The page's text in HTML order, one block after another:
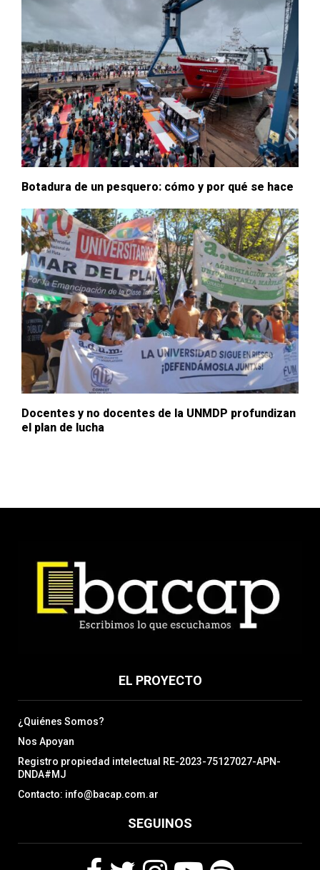
Botadura de un pesquero: cómo y por qué se hace
Docentes y no docentes de la UNMDP profundizan
el plan de lucha
EL PROYECTO
¿Quiénes Somos?
Nos Apoyan
Registro propiedad intelectual RE-2023-75127027-APN-
DNDA#MJ
Contacto: info@bacap.com.ar
SEGUINOS